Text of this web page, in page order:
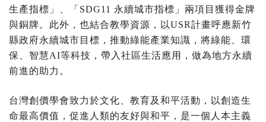
生產指標」、「SDG11 永續城市指標」兩項目獲得金牌
與銅牌。此外，也結合教學資源，以USR計畫呼應新竹
縣政府永續城市目標，推動綠能產業知識，將綠能、環
保、智慧AI等科技，帶入社區生活應用，做為地方永續
前進的助力。
台灣創價學會致力於文化、教育及和平活動，以創造生
命最高價值，促進人類的友好與和平，是一個人本主義